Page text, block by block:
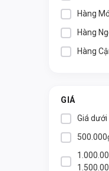
Hàng
Hàng
Hàng
GIÁ
Giá